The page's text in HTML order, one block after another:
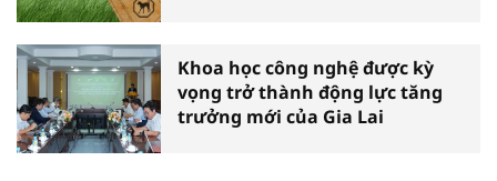
Khoa học công nghệ được kỳ
vọng trở thành động lực tăng
trưởng mới của Gia Lai